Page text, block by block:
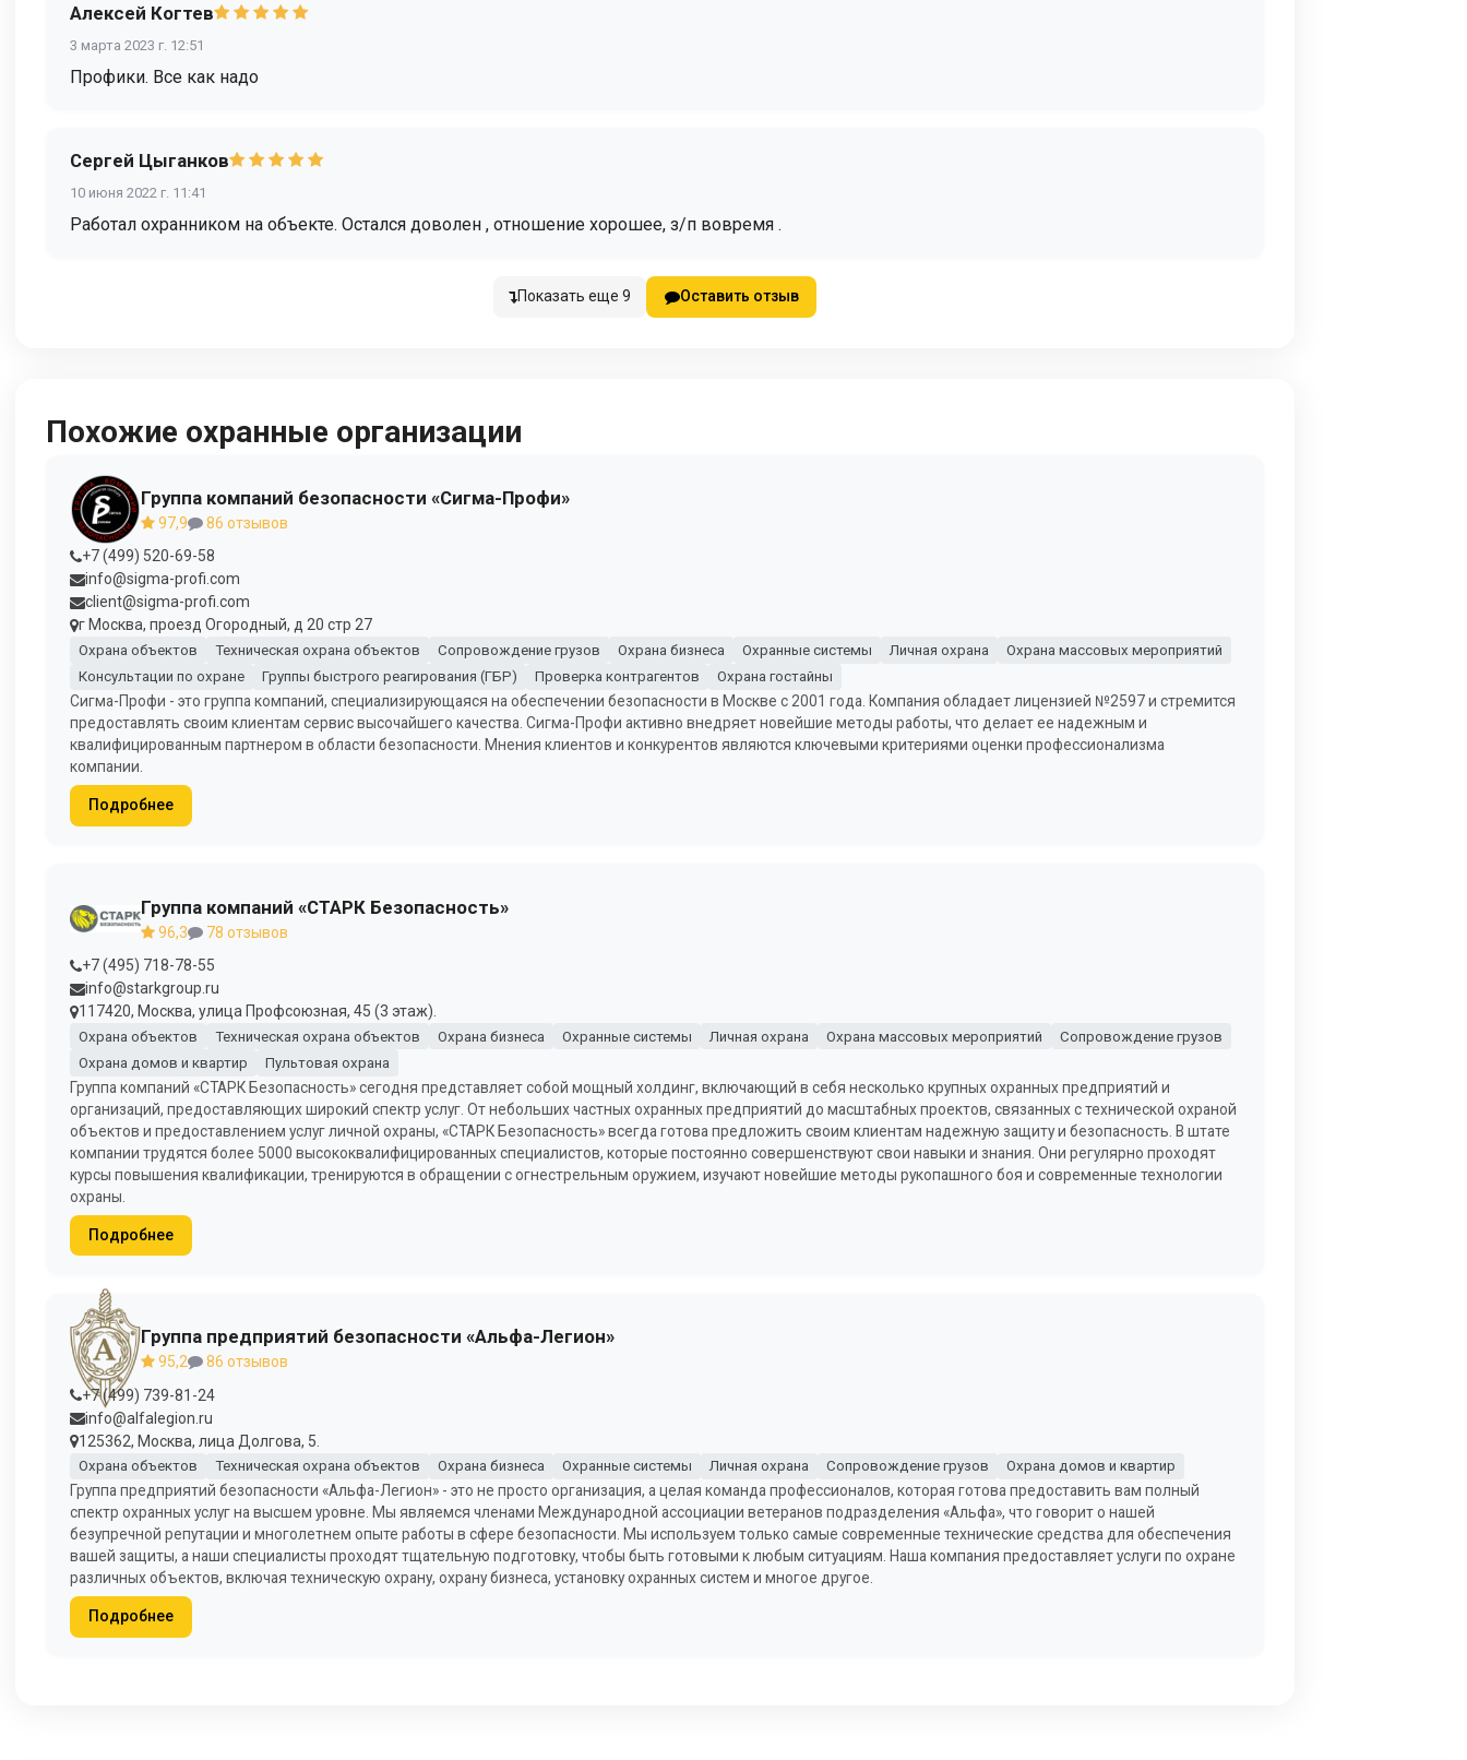
Алексей Когтев
3 марта 2023 г. 12:51
Профики. Все как надо
Сергей Цыганков
10 июня 2022 г. 11:41
Работал охранником на объекте. Остался доволен , отношение хорошее, з/п вовремя .
Показать еще 9 Оставить отзыв
Похожие охранные организации
Группа компаний безопасности «Сигма-Профи»
97,9
86 отзывов
+7 (499) 520-69-58
info@sigma-profi.com
client@sigma-profi.com
г Москва, проезд Огородный, д 20 стр 27
Охрана объектов Техническая охрана объектов Сопровождение грузов Охрана бизнеса Охранные системы Личная охрана
Охрана массовых мероприятий
Консультации по охране
Группы быстрого реагирования (ГБР) Проверка контрагентов Охрана гостайны
Сигма-Профи - это группа компаний, специализирующаяся на обеспечении безопасности в Москве с 2001 года. Компания обладает лицензией №2597 и стремится
предоставлять своим клиентам сервис высочайшего качества. Сигма-Профи активно внедряет новейшие методы работы, что делает ее надежным и
квалифицированным партнером в области безопасности. Мнения клиентов и конкурентов являются ключевыми критериями оценки профессионализма
компании.
Подробнее
Группа компаний «СТАРК Безопасность»
96,3
78 отзывов
+7 (495) 718-78-55
info@starkgroup.ru
117420, Москва, улица Профсоюзная, 45 (3 этаж).
Охрана объектов Техническая охрана объектов Охрана бизнеса Охранные системы Личная охрана Охрана массовых мероприятий
Сопровождение грузов
Охрана домов и квартир
Пультовая охрана
Группа компаний «СТАРК Безопасность» сегодня представляет собой мощный холдинг, включающий в себя несколько крупных охранных предприятий и
организаций, предоставляющих широкий спектр услуг. От небольших частных охранных предприятий до масштабных проектов, связанных с технической охраной
объектов и предоставлением услуг личной охраны, «СТАРК Безопасность» всегда готова предложить своим клиентам надежную защиту и безопасность. В штате
компании трудятся более 5000 высококвалифицированных специалистов, которые постоянно совершенствуют свои навыки и знания. Они регулярно проходят
курсы повышения квалификации, тренируются в обращении с огнестрельным оружием, изучают новейшие методы рукопашного боя и современные технологии
охраны.
Подробнее
Группа предприятий безопасности «Альфа-Легион»
95,2
86 отзывов
+7 (499) 739-81-24
info@alfalegion.ru
125362, Москва, лица Долгова, 5.
Охрана объектов Техническая охрана объектов Охрана бизнеса Охранные системы Личная охрана Сопровождение грузов Охрана домов и квартир
Группа предприятий безопасности «Альфа-Легион» - это не просто организация, а целая команда профессионалов, которая готова предоставить вам полный
спектр охранных услуг на высшем уровне. Мы являемся членами Международной ассоциации ветеранов подразделения «Альфа», что говорит о нашей
безупречной репутации и многолетнем опыте работы в сфере безопасности. Мы используем только самые современные технические средства для обеспечения
вашей защиты, а наши специалисты проходят тщательную подготовку, чтобы быть готовыми к любым ситуациям. Наша компания предоставляет услуги по охране
различных объектов, включая техническую охрану, охрану бизнеса, установку охранных систем и многое другое.
Подробнее